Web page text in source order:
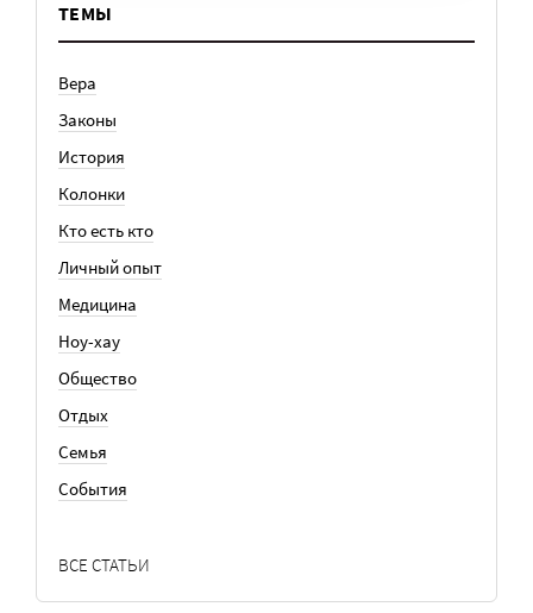
ТЕМЫ
Вера
Законы
История
Колонки
Кто есть кто
Личный опыт
Медицина
Ноу-хау
Общество
Отдых
Семья
События
ВСЕ СТАТЬИ